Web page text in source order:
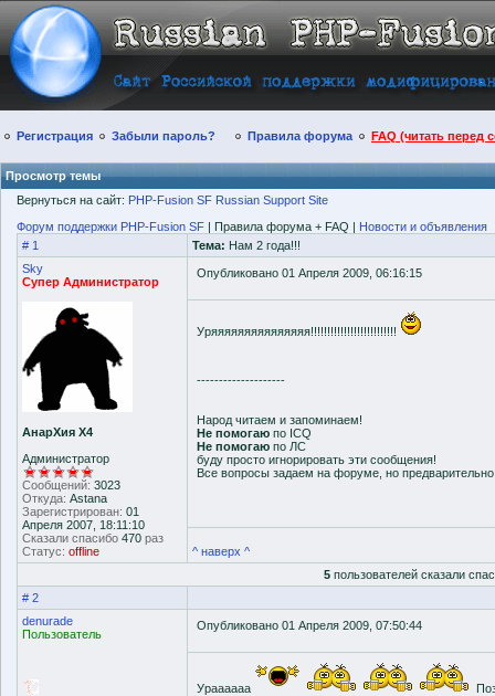
Регистрация Забыли пароль? Правила форума FAQ (читать перед
Просмотр темы
Вернуться на сайт: PHP-Fusion SF Russian Support Site
Форум поддержки PHP-Fusion SF | Правила форума + FAQ | Новости и объявления
# 1
Тема: Нам 2 года!!!
Sky
Супер Администратор
АнарХия Х4
Администратор
Сообщений: 3023
Откуда: Astana
Зарегистрирован: 01
Апреля 2007, 18:11:10
Сказали спасибо 470 раз
Статус: offline
Опубликовано 01 Апреля 2009, 06:16:15
Уряяяяяяяяяяяяяяя!!!!!!!!!!!!!!!!!!!!!!!!!!
--------------------
Народ читаем и запоминаем!
Не помогаю по ICQ
Не помогаю по ЛС
буду просто игнорировать эти сообщения!
Все вопросы задаем на форуме, но
^ наверх ^
5пользователей сказали
# 2
denurade
Пользователь
Опубликовано 01 Апреля 2009, 07:50:44
Ураааааа